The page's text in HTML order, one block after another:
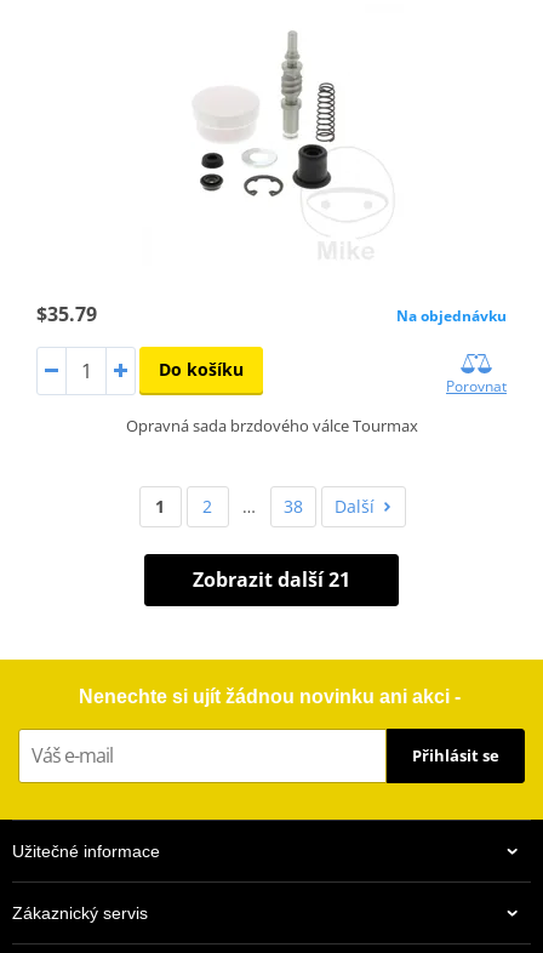
$35.79 Na objednávku
Do košíku
Porovnat
Opravná sada brzdového válce Tourmax
1 2 … 38 Další
Zobrazit další 21
Nenechte si ujít žádnou novinku ani akci -
Přihlásit se
Užitečné informace
Zákaznický servis